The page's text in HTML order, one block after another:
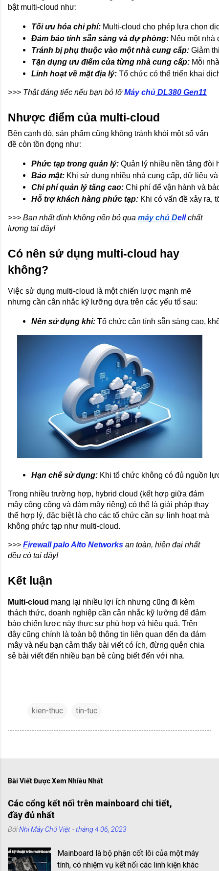
bật multi-cloud như:
Tối ưu hóa chi phí: Multi-cloud cho phép lựa chọn
Đảm bảo tính sẵn sàng và dự phòng: Nếu một nhà
Tránh bị phụ thuộc vào một nhà cung cấp: Giảm
Tận dụng ưu điểm của từng nhà cung cấp: Mỗi
Linh hoạt về mặt địa lý: Tổ chức có thể triển khai
>>> Thật đáng tiếc nếu bạn bỏ lỡMáy chủ DL380 Gen11
Nhược điểm của multi-cloud
Bên cạnh đó, sản phẩm cũng không tránh khỏi một số vấn
đề còn tồn đọng như:
Phức tạp trong quản lý: Quản lý nhiều nền tảng đòi
Bảo mật: Khi sử dụng nhiều nhà cung cấp, dữ liệu
Chi phí quản lý tăng cao: Chi phí để vận hành và
Hỗ trợ khách hàng phức tạp: Khi có vấn đề xảy ra,
>>> Bạn nhất định không nên bỏ qua máy chủ Dellchất
lượng tại đây!
Có nên sử dụng multi-cloud hay
không?
Việc sử dụng multi-cloud là một chiến lược mạnh mẽ
nhưng cần cân nhắc kỹ lưỡng dựa trên các yếu tố sau:
Nên sử dụng khi: Tổ chức cần tính sẵn sàng cao,
Hạn chế sử dụng: Khi tổ chức không có đủ nguồn
Trong nhiều trường hợp, hybrid cloud (kết hợp giữa đám
mây công cộng và đám mây riêng) có thể là giải pháp thay
thế hợp lý, đặc biệt là cho các tổ chức cần sự linh hoạt mà
không phức tạp như multi-cloud.
>>> Firewall palo Alto Networks an toàn, hiện đại nhất
đều có tại đây!
Kết luận
Multi-cloud mang lại nhiều lợi ích nhưng cũng đi kèm
thách thức, doanh nghiệp cần cân nhắc kỹ lưỡng để đảm
bảo chiến lược này thực sự phù hợp và hiệu quả. Trên
đây cũng chính là toàn bộ thông tin liên quan đến đa đám
mây và nếu bạn cảm thấy bài viết có ích, đừng quên chia
sẻ bài viết đến nhiều bạn bè cùng biết đến với nha.
kien-thuc tin-tuc
Bài Viết Được Xem Nhiều Nhất
Các cổng kết nối trên mainboard chi tiết,
đầy đủ nhất
BởiNhi Máy Chủ Việt -tháng 4 06, 2023
Mainboard là bộ phận cốt lõi của một máy
tính, có nhiệm vụ kết nối các linh kiện khác